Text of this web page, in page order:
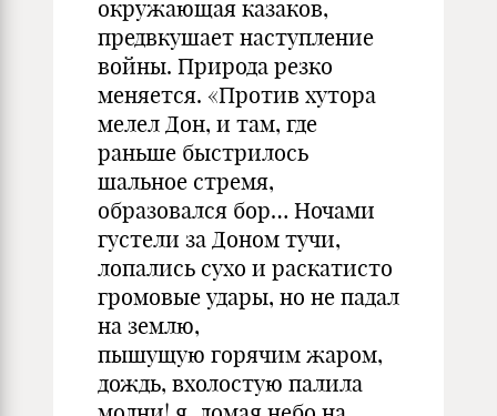
окружающая казаков,
предвкушает наступление
войны. Природа резко
меняется. «Против хутора
мелел Дон, и там, где
раньше быстрилось
шальное стремя,
образовался бор… Ночами
густели за Доном тучи,
лопались сухо и раскатисто
громовые удары, но не падал
на землю,
пышущую горячим жаром,
дождь, вхолостую палила